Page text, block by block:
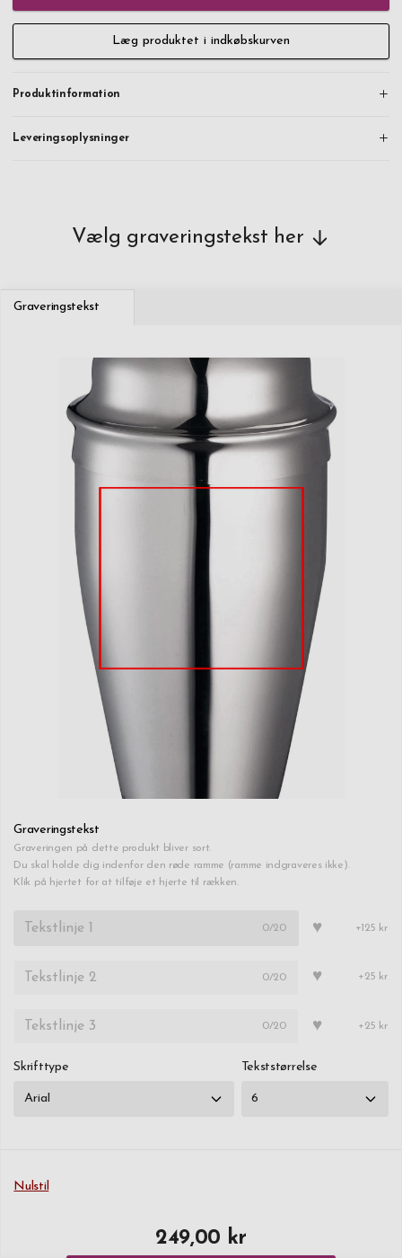
Læg produktet i indkøbskurven
Produktinformation
Leveringsoplysninger
Vælg graveringstekst her
Graveringstekst
Graveringstekst
Graveringen på dette produkt bliver sort.
Du skal holde dig indenfor den røde ramme (ramme indgraveres ikke).
Klik på hjertet for at tilføje et hjerte til rækken.
0/20 ♥ +125 kr
0/20 ♥ +25 kr
0/20 ♥ +25 kr
Skrifttype Tekststørrelse
Nulstil
249,00 kr